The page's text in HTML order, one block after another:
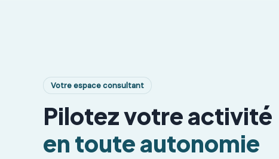
Votre espace consultant
Pilotez votre activité
en toute autonomie